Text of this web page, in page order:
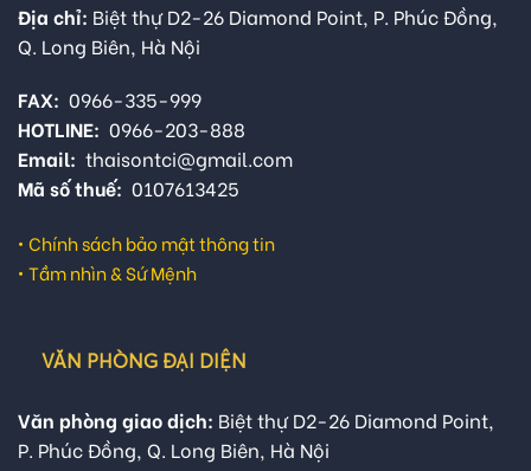
Địa chỉ: Biệt thự D2-26 Diamond Point, P. Phúc Đồng,
Q. Long Biên, Hà Nội
FAX: 0966-335-999
HOTLINE: 0966-203-888
Email: thaisontci@gmail.com
Mã số thuế: 0107613425
• Chính sách bảo mật thông tin
• Tầm nhìn & Sứ Mệnh
VĂN PHÒNG ĐẠI DIỆN
Văn phòng giao dịch: Biệt thự D2-26 Diamond Point,
P. Phúc Đồng, Q. Long Biên, Hà Nội